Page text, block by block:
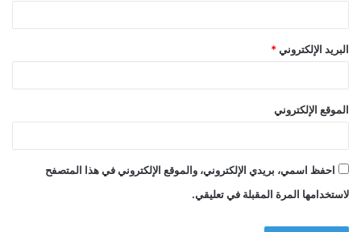
البريد الإلكتروني *
الموقع الإلكتروني
احفظ اسمي، بريدي الإلكتروني، والموقع الإلكتروني في هذا المتصفح
لاستخدامها المرة المقبلة في تعليقي.